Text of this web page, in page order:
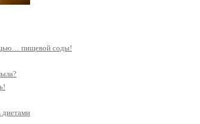
пищевой соды!
диетами